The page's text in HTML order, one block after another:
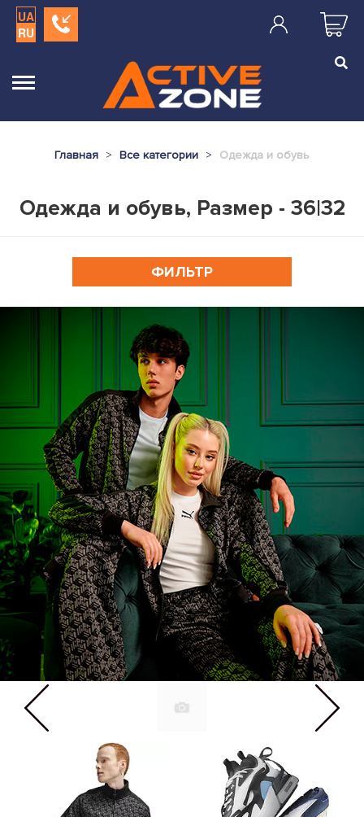
UA
RU
Главная Все категории Одежда и обувь
Одежда и обувь, Размер - 36|32
ФИЛЬТР